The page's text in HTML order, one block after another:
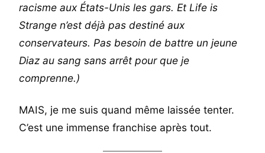
racisme aux États-Unis les gars. Et Life is
Strange n’est déjà pas destiné aux
conservateurs. Pas besoin de battre un jeune
Diaz au sang sans arrêt pour que je
comprenne.)
MAIS, je me suis quand même laissée tenter.
C’est une immense franchise après tout.